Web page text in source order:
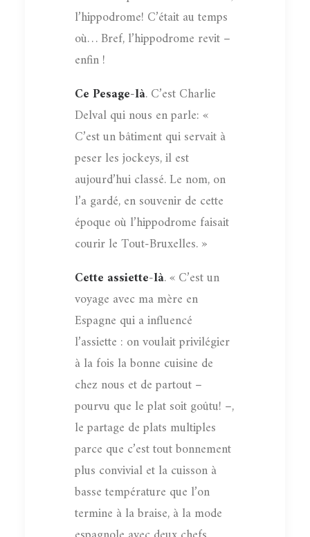
l’hippodrome! C’était au temps
où… Bref, l’hippodrome revit –
enfin !
Ce Pesage-là. C’est Charlie
Delval qui nous en parle: «
C’est un bâtiment qui servait à
peser les jockeys, il est
aujourd’hui classé. Le nom, on
l’a gardé, en souvenir de cette
époque où l’hippodrome faisait
courir le Tout-Bruxelles. »
Cette assiette-là. « C’est un
voyage avec ma mère en
Espagne qui a influencé
l’assiette : on voulait privilégier
à la fois la bonne cuisine de
chez nous et de partout –
pourvu que le plat soit goûtu! –,
le partage de plats multiples
parce que c’est tout bonnement
plus convivial et la cuisson à
basse température que l’on
termine à la braise, à la mode